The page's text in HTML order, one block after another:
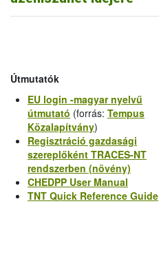
Útmutatók
EU login -magyar nyelvű
útmutató (forrás: Tempus
Közalapítvány)
Regisztráció gazdasági
szereplőként TRACES-NT
rendszerben (növény)
CHEDPP User Manual
TNT Quick Reference Guide